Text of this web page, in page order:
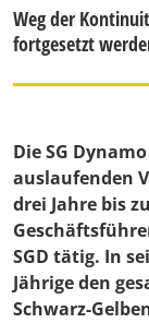
Weg der
fortgesetzt
Die SG
auslaufenden
drei Jahre bis
SGD tätig. In
Jährige den
Schwarz-